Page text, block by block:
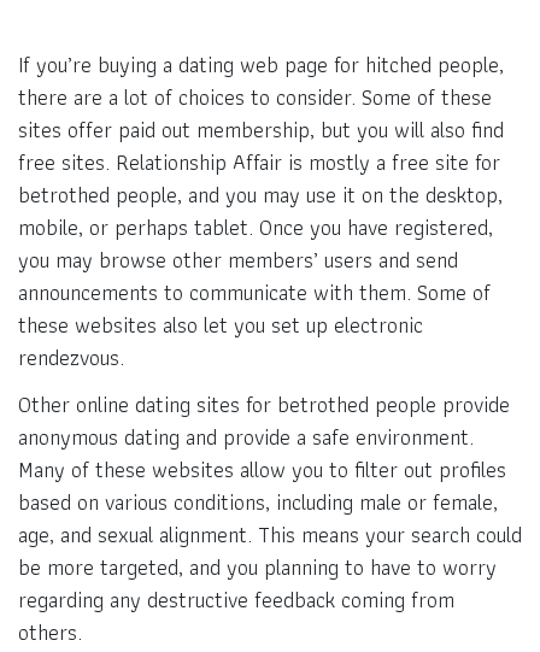
If you’re buying a dating web page for hitched people,
there are a lot of choices to consider. Some of these
sites offer paid out membership, but you will also find
free sites. Relationship Affair is mostly a free site for
betrothed people, and you may use it on the desktop,
mobile, or perhaps tablet. Once you have registered,
you may browse other members’ users and send
announcements to communicate with them. Some of
these websites also let you set up electronic
rendezvous.
Other online dating sites for betrothed people provide
anonymous dating and provide a safe environment.
Many of these websites allow you to filter out profiles
based on various conditions, including male or female,
age, and sexual alignment. This means your search could
be more targeted, and you planning to have to worry
regarding any destructive feedback coming from
others.